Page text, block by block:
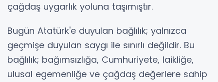
çağdaş uygarlık yoluna taşımıştır.
Bugün Atatürk'e duyulan bağlılık; yalnızca
geçmişe duyulan saygı ile sınırlı değildir. Bu
bağlılık; bağımsızlığa, Cumhuriyete, laikliğe,
ulusal egemenliğe ve çağdaş değerlere sahip